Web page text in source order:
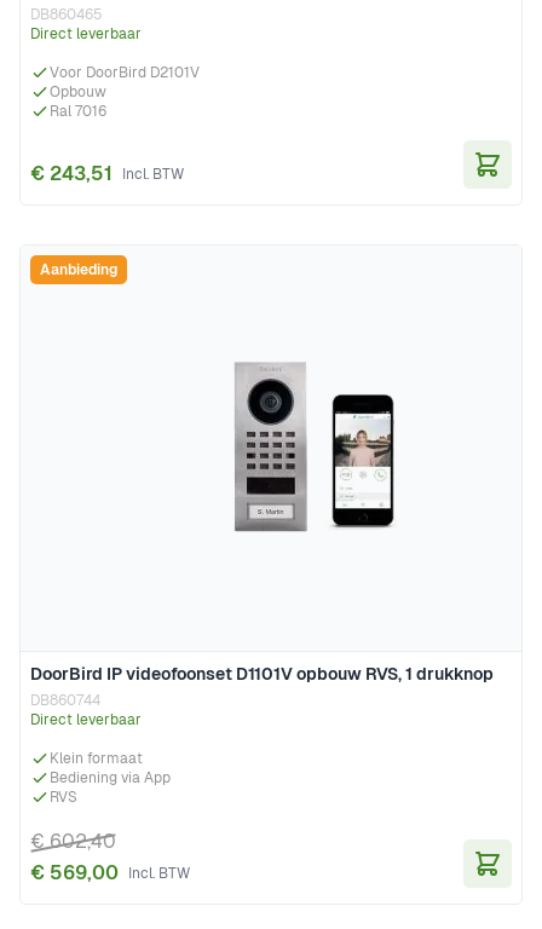
DB860465
Direct leverbaar
Voor DoorBird D2101V
Opbouw
Ral 7016
€ 243,51
DoorBird IP videofoonset D1101V opbouw RVS, 1 drukknop
DB860744
Direct leverbaar
Klein formaat
Bediening via App
RVS
€ 569,00
€ 602,40
Aanbieding